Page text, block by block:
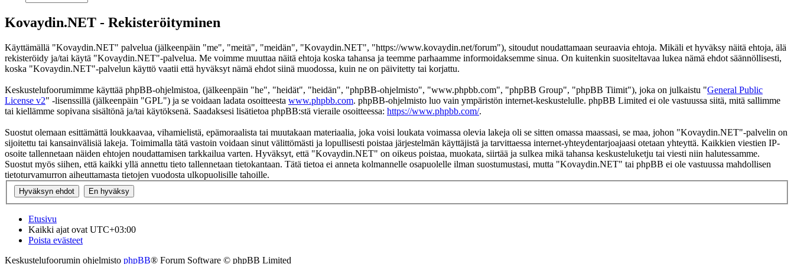
Kovaydin.NET - Rekisteröityminen
Käyttämällä "Kovaydin.NET" palvelua (jälkeenpäin "me", "meitä", "meidän", "Kovaydin.NET", "https://www.kovaydin.net/forum"), sitoudut noudattamaan seuraavia ehtoja. Mikäli et hyväksy näitä ehtoja, älä
rekisteröidy ja/tai käytä "Kovaydin.NET"-palvelua. Me voimme muuttaa näitä ehtoja koska tahansa ja teemme parhaamme informoidaksemme sinua. On kuitenkin suositeltavaa lukea nämä ehdot säännöllisesti,
koska "Kovaydin.NET"-palvelun käyttö vaatii että hyväksyt nämä ehdot siinä muodossa, kuin ne on päivitetty tai korjattu.
Keskustelufoorumimme käyttää phpBB-ohjelmistoa, (jälkeenpäin "he", "heidät", "heidän", "phpBB-ohjelmisto", "www.phpbb.com", "phpBB Group", "phpBB Tiimit"), joka on julkaistu "General Public
License v2" -lisenssillä (jälkeenpäin "GPL") ja se voidaan ladata osoitteesta www.phpbb.com. phpBB-ohjelmisto luo vain ympäristön internet-keskustelulle. phpBB Limited ei ole vastuussa siitä, mitä sallimme
tai kiellämme sopivana sisältönä ja/tai käytöksenä. Saadaksesi lisätietoa phpBB:stä vieraile osoitteessa: https://www.phpbb.com/.
Suostut olemaan esittämättä loukkaavaa, vihamielistä, epämoraalista tai muutakaan materiaalia, joka voisi loukata voimassa olevia lakeja oli se sitten omassa maassasi, se maa, johon "Kovaydin.NET"-palvelin on
sijoitettu tai kansainvälisiä lakeja. Toimimalla tätä vastoin voidaan sinut välittömästi ja lopullisesti poistaa järjestelmän käyttäjistä ja tarvittaessa internet-yhteydentarjoajaasi otetaan yhteyttä. Kaikkien viestien IP-
osoite tallennetaan näiden ehtojen noudattamisen tarkkailua varten. Hyväksyt, että "Kovaydin.NET" on oikeus poistaa, muokata, siirtää ja sulkea mikä tahansa keskusteluketju tai viesti niin halutessamme.
Suostut myös siihen, että kaikki yllä annettu tieto tallennetaan tietokantaan. Tätä tietoa ei anneta kolmannelle osapuolelle ilman suostumustasi, mutta "Kovaydin.NET" tai phpBB ei ole vastuussa mahdollisen
tietoturvamurron aiheuttamasta tietojen vuodosta ulkopuolisille tahoille.
Etusivu
Kaikki ajat ovat UTC+03:00
Poista evästeet
Keskustelufoorumin ohjelmisto phpBB® Forum Software © phpBB Limited